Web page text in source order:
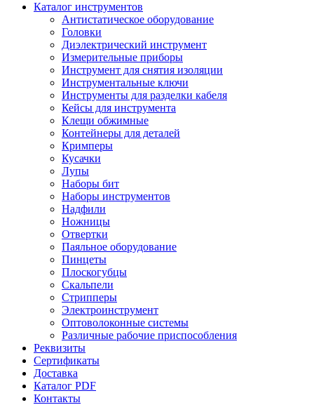
Каталог инструментов
Антистатическое оборудование
Головки
Диэлектрический инструмент
Измерительные приборы
Инструмент для снятия изоляции
Инструментальные ключи
Инструменты для разделки кабеля
Кейсы для инструмента
Клещи обжимные
Контейнеры для деталей
Кримперы
Кусачки
Лупы
Наборы бит
Наборы инструментов
Надфили
Ножницы
Отвертки
Паяльное оборудование
Пинцеты
Плоскогубцы
Скальпели
Стрипперы
Электроинструмент
Оптоволоконные системы
Различные рабочие приспособления
Реквизиты
Сертификаты
Доставка
Каталог PDF
Контакты